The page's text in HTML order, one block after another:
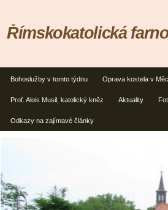
Bohoslužby v tomto týdnu Oprava kostela v
Prof. Alois Musil, katolický kněz Aktuality
Odkazy na zajímavé články
Římskokatolická